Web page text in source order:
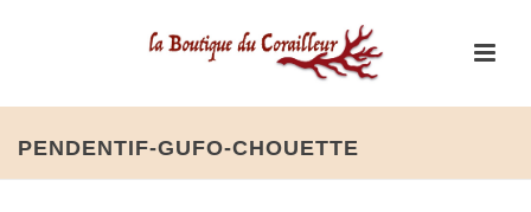
PENDENTIF-GUFO-CHOUETTE